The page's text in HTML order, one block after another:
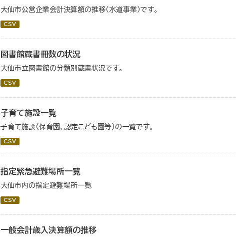
大仙市公営企業会計決算額の推移（水道事業）です。
CSV
図書館蔵書冊数の状況
大仙市立図書館の分類別蔵書状況です。
CSV
子育て施設一覧
子育て施設（保育園、認定こども園等）の一覧です。
CSV
指定緊急避難場所一覧
大仙市内の指定避難場所一覧
CSV
一般会計歳入決算額の推移